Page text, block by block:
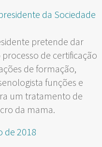
pretende dar
de certificação
de formação,
funções e
um tratamento de
da mama.
de 2018